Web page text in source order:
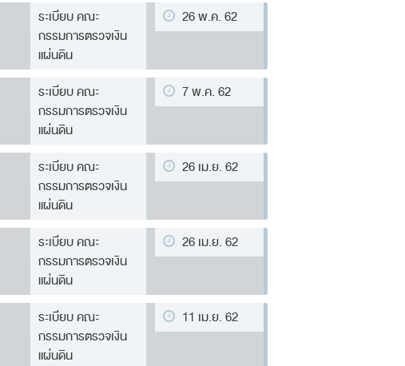
ระเบียบ คณะ
กรรมการตรวจเงิน
แผ่นดิน
26 พ.ค. 62
ระเบียบ คณะ
กรรมการตรวจเงิน
แผ่นดิน
7 พ.ค. 62
ระเบียบ คณะ
กรรมการตรวจเงิน
แผ่นดิน
26 เม.ย. 62
ระเบียบ คณะ
กรรมการตรวจเงิน
แผ่นดิน
26 เม.ย. 62
ระเบียบ คณะ
กรรมการตรวจเงิน
แผ่นดิน
11 เม.ย. 62